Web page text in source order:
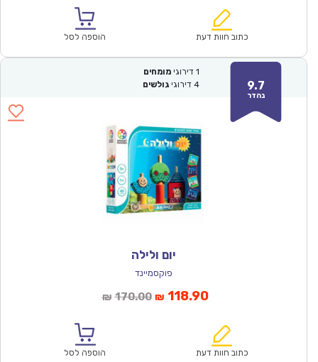
₪60.00.
הוא:
כתוב חוות דעת הוספה לסל
9.7
נהדר
1 דירוגי מומחים
4 דירוגי גולשים
יום ולילה
פוקסמיינד
₪ 170.00המחיר
₪170.00.
₪ 118.90המחיר
הוא:
כתוב חוות דעת הוספה לסל